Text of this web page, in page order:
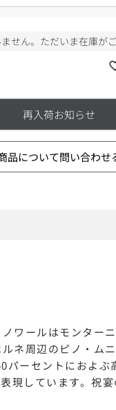
須
せん。ただいま在庫が
再入荷お知らせ
品について問い合わせ
ワールはモンター
ネ周辺のピノ・ム
パーセントにおよぶ
現しています。祝